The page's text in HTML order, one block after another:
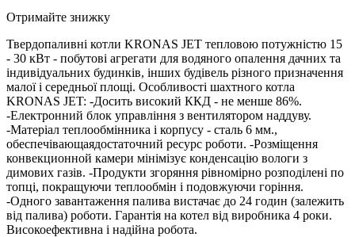
Отримайте знижку
Твердопаливні котли KRONAS JET тепловою потужністю 15
- 30 кВт - побутові агрегати для водяного опалення дачних та
індивідуальних будинків, інших будівель різного призначення
малої і середньої площі. Особливості шахтного котла
KRONAS JET: -Досить високий ККД - не менше 86%.
-Електронний блок управління з вентилятором наддуву.
-Матеріал теплообмінника і корпусу - сталь 6 мм.,
обеспечівающаядостаточний ресурс роботи. -Розміщення
конвекционной камери мінімізує конденсацію вологи з
димових газів. -Продукти згоряння рівномірно розподілені по
топці, покращуючи теплообмін і подовжуючи горіння.
-Одного завантаження палива вистачає до 24 годин (залежить
від палива) роботи. Гарантія на котел від виробника 4 роки.
Високоефективна і надійна робота.